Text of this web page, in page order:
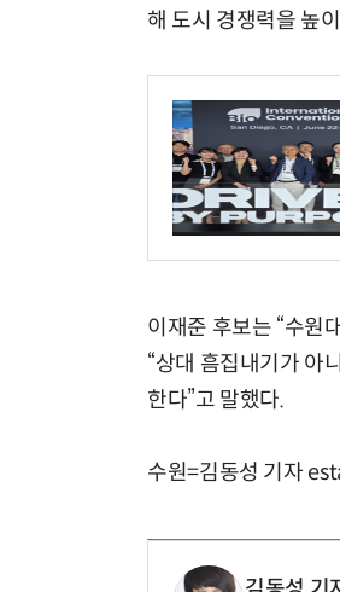
해 도시 경쟁력을 높
이재준 후보는 “수원
“상대 흠집내기가 아
한다”고 말했다.
수원=김동성 기자